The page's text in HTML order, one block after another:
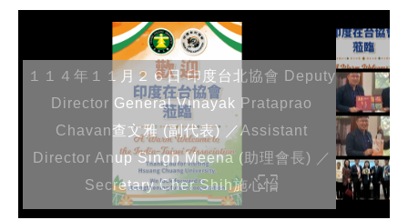
１１４年１１月２６日 印度台北協會 Deputy
Director General Vinayak Prataprao
Chavan查文雅 (副代表) ／Assistant
Director Anup Singh Meena (助理會長) ／
Secretary Cher Shih施心怡